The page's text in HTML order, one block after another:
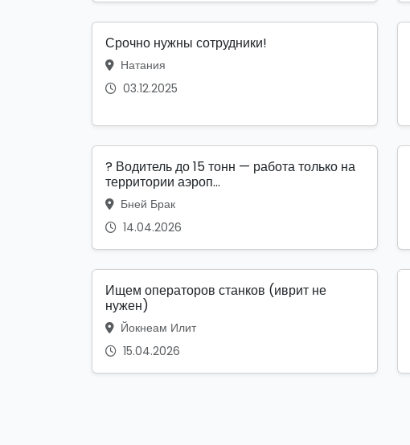
Срочно нужны сотрудники!
Натания
03.12.2025
? Водитель до 15 тонн — работа только на
территории аэроп...
Бней Брак
14.04.2026
Ищем операторов станков (иврит не
нужен)
Йокнеам Илит
15.04.2026